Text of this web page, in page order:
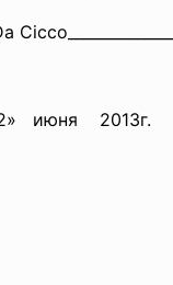
июня 2013г.